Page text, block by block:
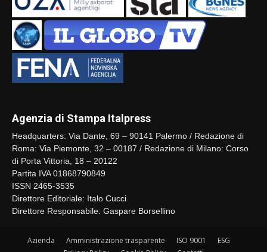
Agenzia di Stampa Italpress
Headquarters: Via Dante, 69 – 90141 Palermo / Redazione di
Roma: Via Piemonte, 32 – 00187 / Redazione di Milano: Corso
di Porta Vittoria, 18 – 20122
Partita IVA 01868790849
ISSN 2465-3535
Direttore Editoriale: Italo Cucci
Direttore Responsabile: Gaspare Borsellino
Azienda Amministrazione trasparente ISO 9001
ESG